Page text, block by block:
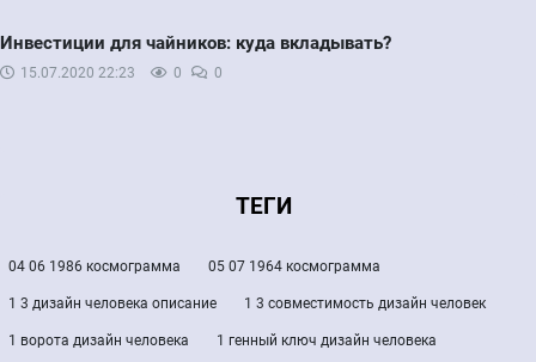
Инвестиции для чайников: куда вкладывать?
15.07.2020 22:23 0 0
ТЕГИ
04 06 1986 космограмма 05 07 1964 космограмма
1 3 дизайн человека описание 1 3 совместимость дизайн человек
1 ворота дизайн человека 1 генный ключ дизайн человека